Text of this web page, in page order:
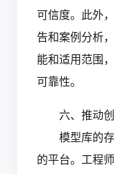
可信度。此外
告和案例分析
能和适用范围
可靠性。
六、推动
模型库的
的平台。工程